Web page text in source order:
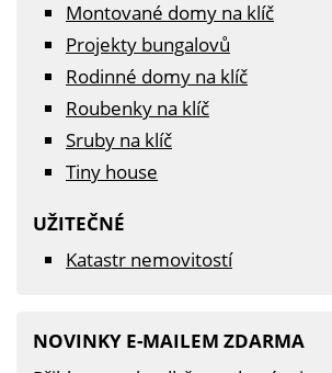
Montované domy na klíč
Projekty bungalovů
Rodinné domy na klíč
Roubenky na klíč
Sruby na klíč
Tiny house
UŽITEČNÉ
Katastr nemovitostí
NOVINKY E-MAILEM ZDARMA